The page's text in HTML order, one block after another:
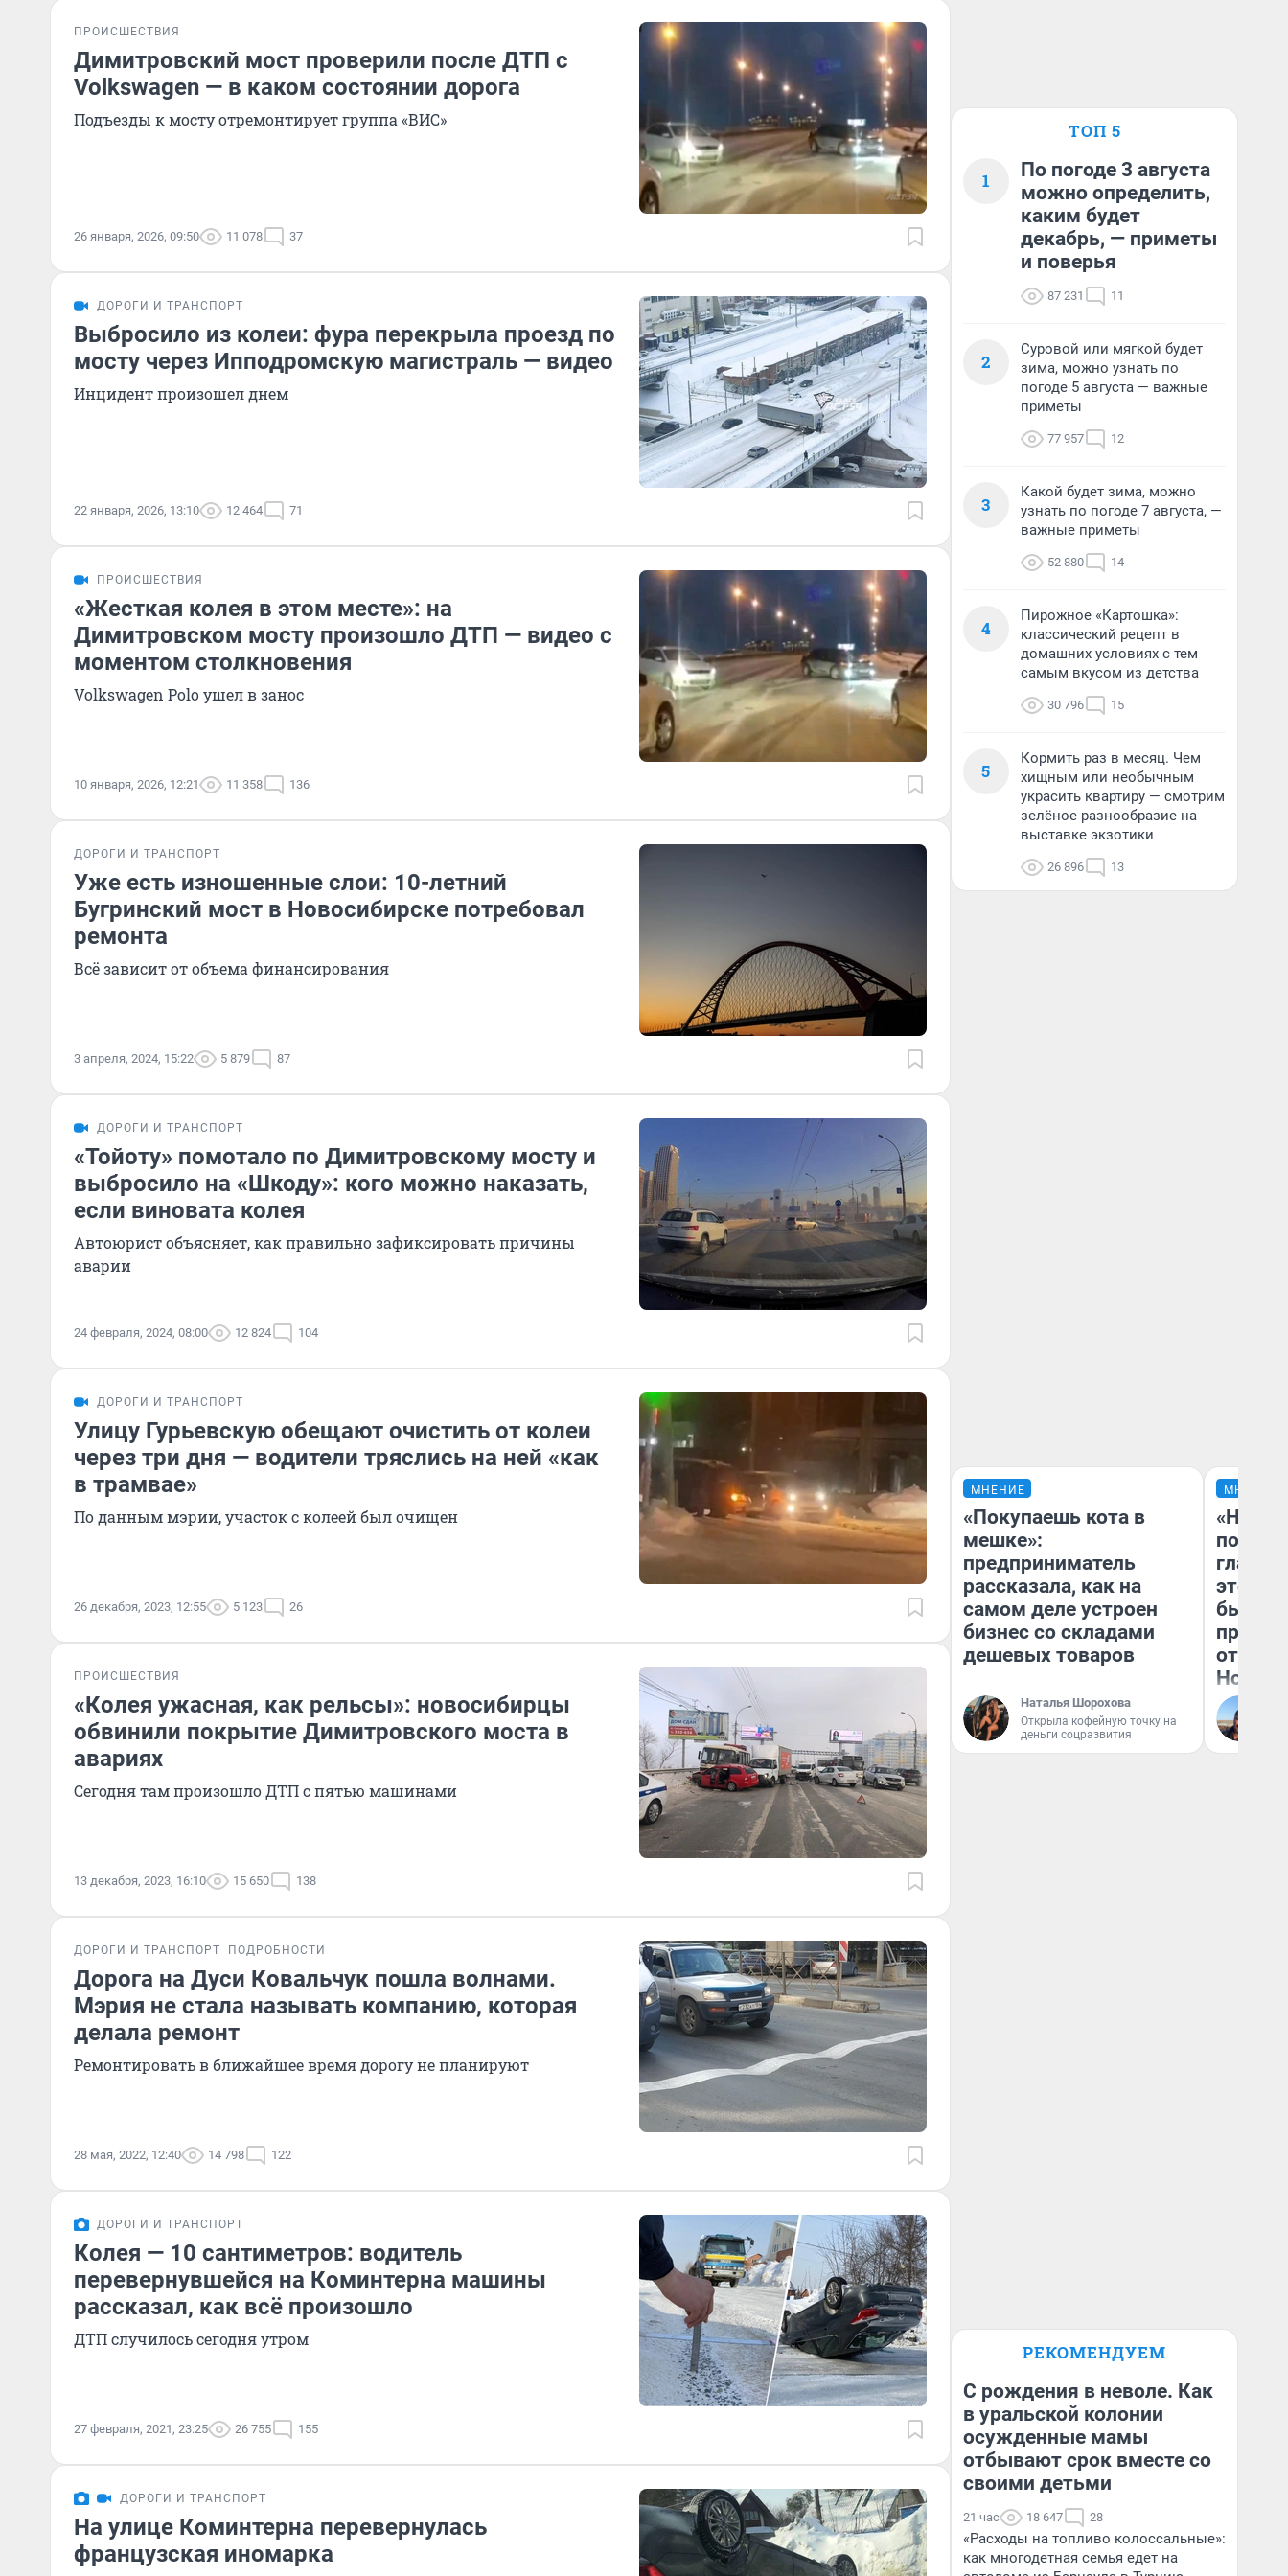
ПРОИСШЕСТВИЯ
Димитровский мост проверили после ДТП с
Volkswagen — в каком состоянии дорога
Подъезды к мосту отремонтирует группа «ВИС»
26 января, 2026, 09:50 11 078 37
ДОРОГИ И ТРАНСПОРТ
Выбросило из колеи: фура перекрыла проезд по
мосту через Ипподромскую магистраль — видео
Инцидент произошел днем
22 января, 2026, 13:10 12 464 71
ПРОИСШЕСТВИЯ
«Жесткая колея в этом месте»: на
Димитровском мосту произошло ДТП — видео с
моментом столкновения
Volkswagen Polo ушел в занос
10 января, 2026, 12:21 11 358 136
ДОРОГИ И ТРАНСПОРТ
Уже есть изношенные слои: 10-летний
Бугринский мост в Новосибирске потребовал
ремонта
Всё зависит от объема финансирования
3 апреля, 2024, 15:22 5 879 87
ДОРОГИ И ТРАНСПОРТ
«Тойоту» помотало по Димитровскому мосту и
выбросило на «Шкоду»: кого можно наказать,
если виновата колея
Автоюрист объясняет, как правильно зафиксировать причины
аварии
24 февраля, 2024, 08:00 12 824 104
ДОРОГИ И ТРАНСПОРТ
Улицу Гурьевскую обещают очистить от колеи
через три дня — водители тряслись на ней «как
в трамвае»
По данным мэрии, участок с колеей был очищен
26 декабря, 2023, 12:55 5 123 26
ПРОИСШЕСТВИЯ
«Колея ужасная, как рельсы»: новосибирцы
обвинили покрытие Димитровского моста в
авариях
Сегодня там произошло ДТП с пятью машинами
13 декабря, 2023, 16:10 15 650 138
ДОРОГИ И ТРАНСПОРТ ПОДРОБНОСТИ
Дорога на Дуси Ковальчук пошла волнами.
Мэрия не стала называть компанию, которая
делала ремонт
Ремонтировать в ближайшее время дорогу не планируют
28 мая, 2022, 12:40 14 798 122
ДОРОГИ И ТРАНСПОРТ
Колея — 10 сантиметров: водитель
перевернувшейся на Коминтерна машины
рассказал, как всё произошло
ДТП случилось сегодня утром
27 февраля, 2021, 23:25 26 755 155
ДОРОГИ И ТРАНСПОРТ
На улице Коминтерна перевернулась
французская иномарка
ТОП 5
1
По погоде 3 августа
можно определить,
каким будет
декабрь, — приметы
и поверья
87 231 11
2
Суровой или мягкой будет
зима, можно узнать по
погоде 5 августа — важные
приметы
77 957 12
3
Какой будет зима, можно
узнать по погоде 7 августа, —
важные приметы
52 880 14
4
Пирожное «Картошка»:
классический рецепт в
домашних условиях с тем
самым вкусом из детства
30 796 15
5
Кормить раз в месяц. Чем
хищным или необычным
украсить квартиру — смотрим
зелёное разнообразие на
выставке экзотики
26 896 13
МНЕНИЕ
«Покупаешь кота в
мешке»:
предприниматель
рассказала, как на
самом деле устроен
бизнес со складами
дешевых товаров
Наталья Шорохова
Открыла кофейную точку на
деньги соцразвития
МНЕНИЕ
этого
бьет
отзыв
Нолана
РЕКОМЕНДУЕМ
С рождения в неволе. Как
в уральской колонии
осужденные мамы
отбывают срок вместе со
своими детьми
21 час 18 647 28
«Расходы на топливо колоссальные»:
как многодетная семья едет на